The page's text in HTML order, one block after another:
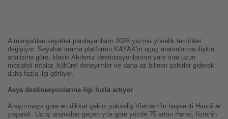
Almanya'dan seyahat planlayanların 2026 yazına yönelik tercihleri
değişiyor. Seyahat arama platformu KAYAK'ın uçuş aramalarına ilişkin
analizine göre, klasik Akdeniz destinasyonlarının yanı sıra uzun
mesafeli rotalar, kültürel deneyimler ve daha az bilinen şehirler giderek
daha fazla ilgi görüyor.
Asya destinasyonlarına ilgi hızla artıyor
Araştırmaya göre en dikkat çekici yükseliş Vietnam'ın başkenti Hanoi'de
yaşandı. Uçuş aramaları geçen yıla göre yüzde 75 artan Hanoi, listenin